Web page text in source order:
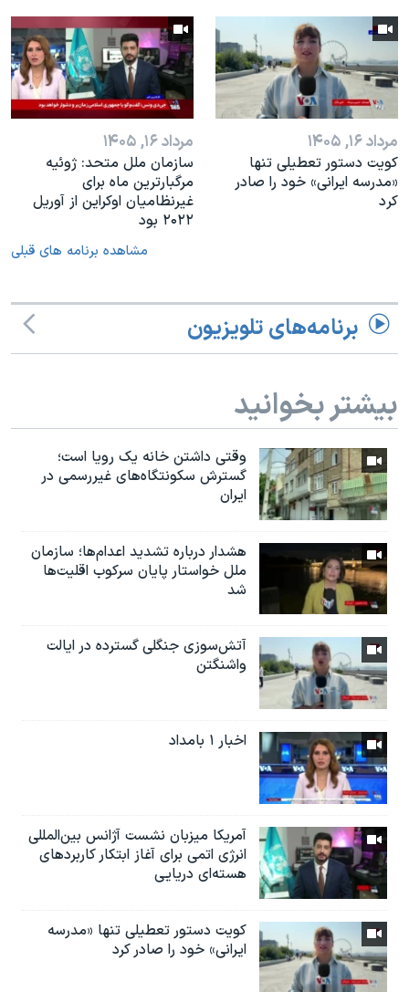
مرداد ۱۶, ۱۴۰۵
کویت دستور تعطیلی تنها
«مدرسه ایرانی» خود را صادر
کرد
مرداد ۱۶, ۱۴۰۵
سازمان ملل متحد: ژوئیه
مرگبارترین ماه برای
غیرنظامیان اوکراین از آوریل
۲۰۲۲ بود
مشاهده برنامه های قبلی
برنامه‌های تلویزیون
بیشتر بخوانید
وقتی داشتن خانه یک رویا است؛
گسترش سکونتگاه‌های غیررسمی در
ایران
هشدار درباره تشدید اعدام‌ها؛ سازمان
ملل خواستار پایان سرکوب اقلیت‌ها
شد
آتش‌سوزی جنگلی گسترده در ایالت
واشنگتن
اخبار ۱ بامداد
آمریکا میزبان نشست آژانس بین‌المللی
انرژی اتمی برای آغاز ابتکار کاربردهای
هسته‌ای دریایی
کویت دستور تعطیلی تنها «مدرسه
ایرانی» خود را صادر کرد